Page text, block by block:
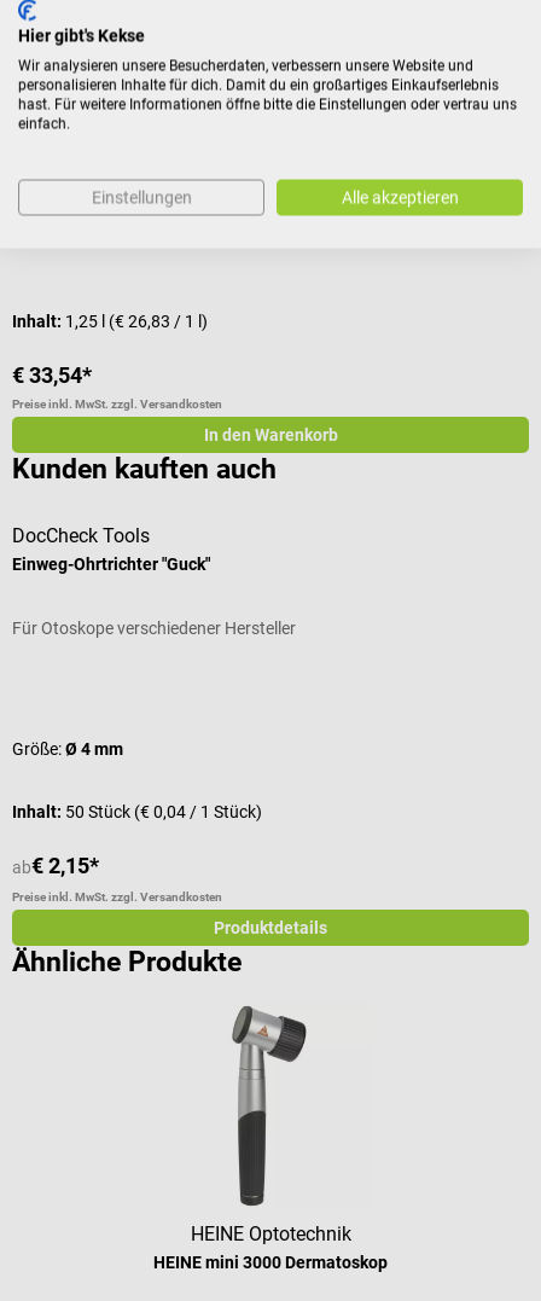
Zubehör
KaWe
Derma-Gel
Zur Vermeidung von Hautreflexen
Inhalt: 1,25 l (€ 26,83 / 1 l)
€ 33,54*
Preise inkl. MwSt. zzgl. Versandkosten
In den Warenkorb
Kunden kauften auch
DocCheck Tools
Einweg-Ohrtrichter "Guck"
Für Otoskope verschiedener Hersteller
Größe:Ø 4 mm
Inhalt: 50 Stück (€ 0,04 / 1 Stück)
ab€ 2,15*
Preise inkl. MwSt. zzgl. Versandkosten
Produktdetails
Ähnliche Produkte
HEINE Optotechnik
HEINE mini 3000 Dermatoskop
Hier gibt's Kekse
Wir analysieren unsere Besucherdaten, verbessern unsere Website und
personalisieren Inhalte für dich. Damit du ein großartiges Einkaufserlebnis
hast. Für weitere Informationen öffne bitte die Einstellungen oder vertrau uns
einfach.
Einstellungen Alle akzeptieren